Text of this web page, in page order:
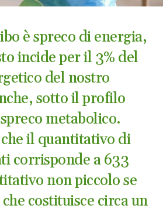
è spreco di energia,
incide per il 3% del
del nostro
sotto il profilo
metabolico.
il quantitativo di
corrisponde a 633
non piccolo se
costituisce circa un